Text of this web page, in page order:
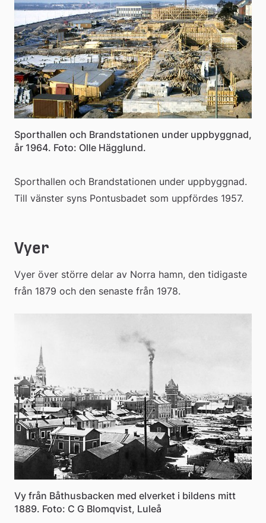
Sporthallen och Brandstationen under uppbyggnad,
år 1964. Foto: Olle Hägglund.
Sporthallen och Brandstationen under uppbyggnad.
Till vänster syns Pontusbadet som uppfördes 1957.
Vyer
Vyer över större delar av Norra hamn, den tidigaste
från 1879 och den senaste från 1978.
Vy från Båthusbacken med elverket i bildens mitt
1889. Foto: C G Blomqvist, Luleå